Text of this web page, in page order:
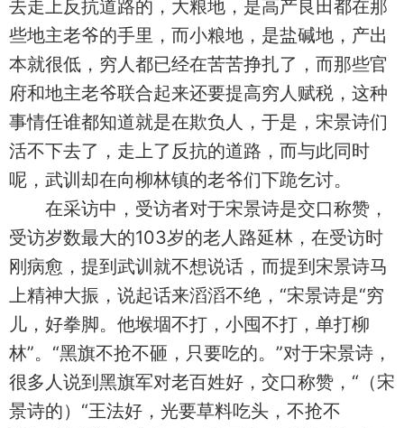
去走上反抗道路的，大粮地，是高产良田都在那
些地主老爷的手里，而小粮地，是盐碱地，产出
本就很低，穷人都已经在苦苦挣扎了，而那些官
府和地主老爷联合起来还要提高穷人赋税，这种
事情任谁都知道就是在欺负人，于是，宋景诗们
活不下去了，走上了反抗的道路，而与此同时
呢，武训却在向柳林镇的老爷们下跪乞讨。
在采访中，受访者对于宋景诗是交口称赞，
受访岁数最大的103岁的老人路延林，在受访时
刚病愈，提到武训就不想说话，而提到宋景诗马
上精神大振，说起话来滔滔不绝，“宋景诗是“穷
儿，好拳脚。他堠堌不打，小囤不打，单打柳
林”。“黑旗不抢不砸，只要吃的。”对于宋景诗，
很多人说到黑旗军对老百姓好，交口称赞，“（宋
景诗的）“王法好，光要草料吃头，不抢不